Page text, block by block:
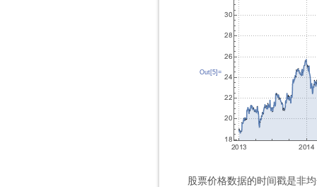
Out[5]=
股票价格数据的时间戳是非